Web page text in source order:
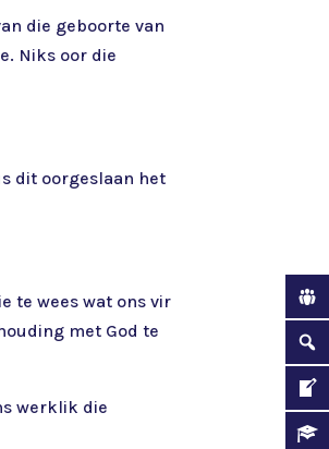
die geboorte van
Niks oor die
dit oorgeslaan het
te wees wat ons vir
met God te
werklik die